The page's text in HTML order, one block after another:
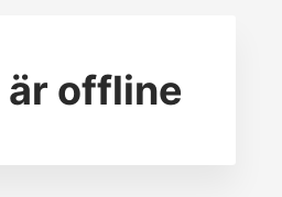
är offline